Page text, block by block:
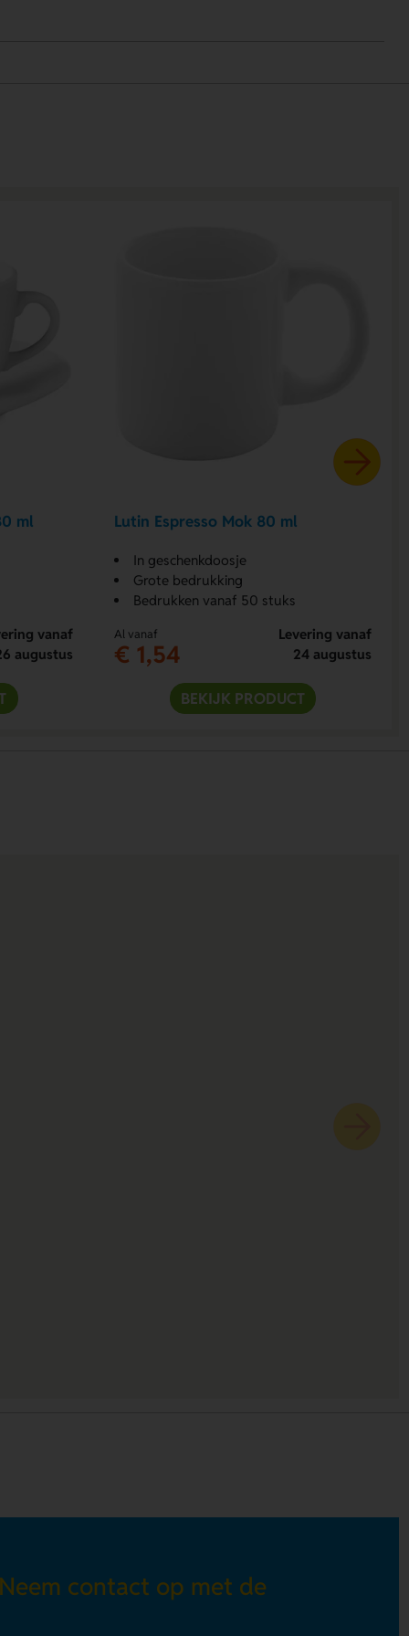
ml
vanaf
augustus
Lutin Espresso Mok 80 ml
In geschenkdoosje
Grote bedrukking
Bedrukken vanaf 50 stuks
Al vanaf
€ 1,54
Levering vanaf
24 augustus
BEKIJK PRODUCT
contact op met de